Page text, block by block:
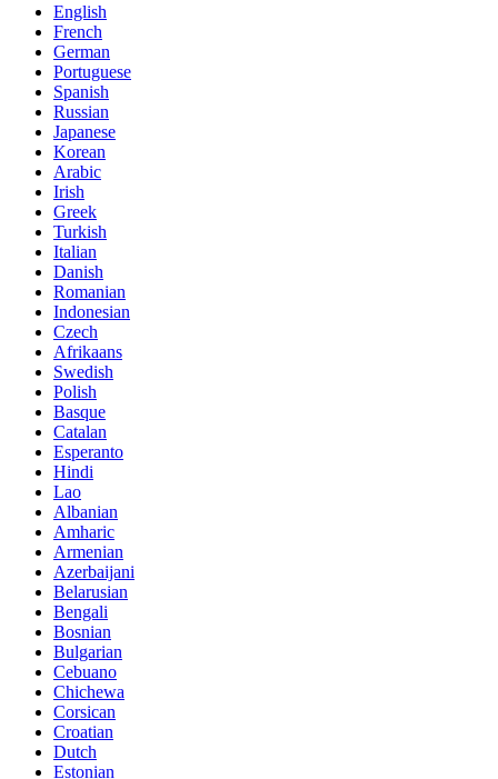
English
French
German
Portuguese
Spanish
Russian
Japanese
Korean
Arabic
Irish
Greek
Turkish
Italian
Danish
Romanian
Indonesian
Czech
Afrikaans
Swedish
Polish
Basque
Catalan
Esperanto
Hindi
Lao
Albanian
Amharic
Armenian
Azerbaijani
Belarusian
Bengali
Bosnian
Bulgarian
Cebuano
Chichewa
Corsican
Croatian
Dutch
Estonian